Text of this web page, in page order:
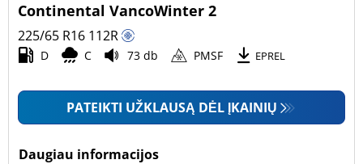
Continental VancoWinter 2
225/65 R16 112R
D C 73 db PMSF EPREL
PATEIKTI UŽKLAUSĄ DĖL ĮKAINIŲ
Daugiau informacijos